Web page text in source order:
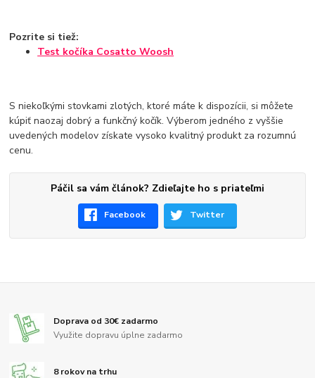
Pozrite si tiež:
Test kočíka Cosatto Woosh
S niekoľkými stovkami zlotých, ktoré máte k dispozícii, si môžete
kúpiť naozaj dobrý a funkčný kočík. Výberom jedného z vyššie
uvedených modelov získate vysoko kvalitný produkt za rozumnú
cenu.
Páčil sa vám článok? Zdieľajte ho s priateľmi
Facebook Twitter
Doprava od 30€ zadarmo
Využite dopravu úplne zadarmo
8 rokov na trhu